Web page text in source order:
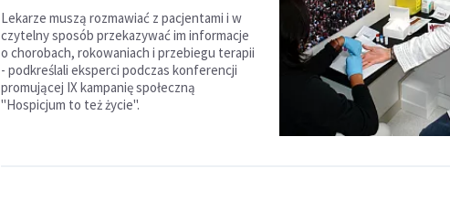
Lekarze muszą rozmawiać z pacjentami i w
czytelny sposób przekazywać im informacje
o chorobach, rokowaniach i przebiegu terapii
- podkreślali eksperci podczas konferencji
promującej IX kampanię społeczną
"Hospicjum to też życie".